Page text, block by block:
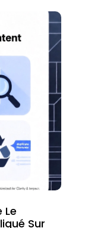
Le
Sur
ou les